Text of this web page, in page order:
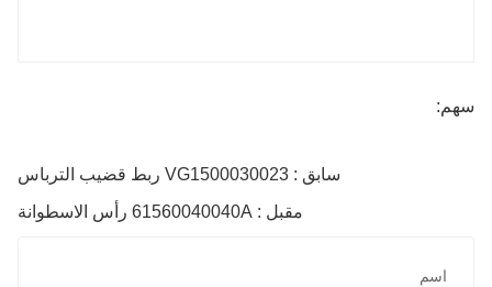
سهم:
سابق : VG1500030023 ربط قضيب الترباس
مقبل : 61560040040A رأس الاسطوانة
اسم